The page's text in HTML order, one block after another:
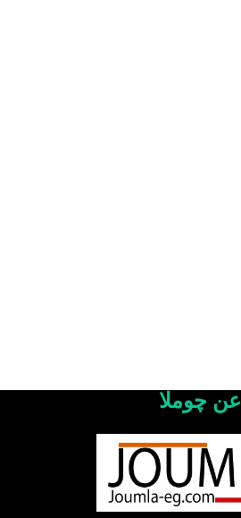
عن چوملا